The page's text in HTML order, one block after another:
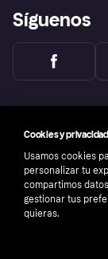
Síguenos
Cookies y privacidad
Usamos cookies
personalizar tu
compartimos
gestionar tus
quieras.